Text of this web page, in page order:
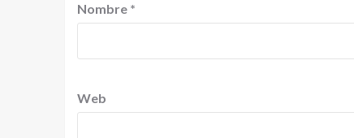
Nombre *
Web